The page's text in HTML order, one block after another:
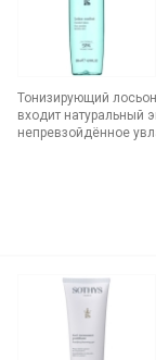
Тонизирующий
входит натуральный
непревзойдённое